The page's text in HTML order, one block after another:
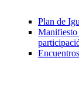
Plan de